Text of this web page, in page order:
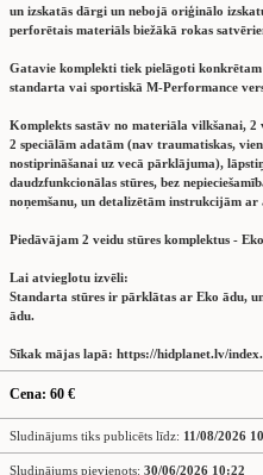
un izskatās dārgi un nebojā oriģinālo
perforētais materiāls biežākā rokas
Gatavie komplekti tiek pielāgoti
standarta vai sportiskā M-Performance
Komplekts sastāv no materiāla vilkšanai,
2 speciālām adatām (nav traumatiskas,
nostiprināšanai uz vecā pārklājuma),
daudzfunkcionālas stūres, bez
noņemšanu, un detalizētām instrukcijām ar
Piedāvājam 2 veidu stūres komplektus -
Lai atvieglotu izvēli:
Standarta stūres ir pārklātas ar Eko ādu,
ādu.
Sīkak mājas lapā: https://hidplanet.lv/
Cena: 60 €
Sludinājums tiks publicēts līdz: 11/08/2026
Sludinājums pievienots: 30/06/2026 10:22